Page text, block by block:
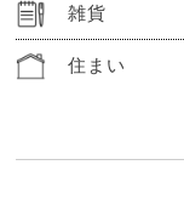
雑貨
住まい